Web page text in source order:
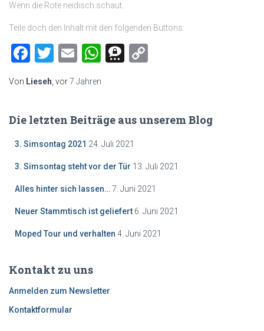
Wenn die Rote neidisch schaut.
Teile doch den Inhalt mit den folgenden Buttons:
Facebook
Twitter
EmailWhatsApp
Threema
Von Lieseh, vor7 Jahren
Die letzten Beiträge aus unserem Blog
3. Simsontag 2021 24. Juli 2021
3. Simsontag steht vor der Tür 13. Juli 2021
Alles hinter sich lassen…7. Juni 2021
Neuer Stammtisch ist geliefert 6. Juni 2021
Moped Tour und verhalten 4. Juni 2021
Kontakt zu uns
Anmelden zum Newsletter
Kontaktformular